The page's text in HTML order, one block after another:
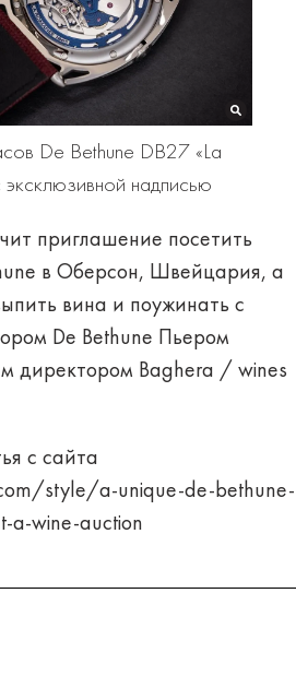
De Bethune DB27 «La
надписью
приглашение посетить
в Оберсон, Швейцария, а
вина и поужинать с
De Bethune Пьером
директором Baghera / wines
с сайта
style/a-unique-de-bethune-
a-wine-auction